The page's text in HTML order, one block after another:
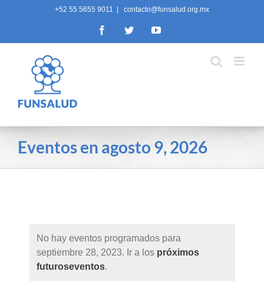
+52 55 5655 9011 contacto@funsalud.org.mx
FacebookTwitterYouTube
Eventos en agosto 9, 2026
No hay eventos programados para
septiembre 28, 2023. Ir a los próximos
futuroseventos.